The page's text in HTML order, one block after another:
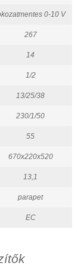
0-10 V
267
14
1/2
13/25/38
230/1/50
55
670x220x520
13,1
parapet
EC